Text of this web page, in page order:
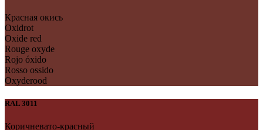
Красная окись
Oxidrot
Oxide red
Rouge oxyde
Rojo óxido
Rosso ossido
Oxyderood
RAL 3011
Коричневато-красный